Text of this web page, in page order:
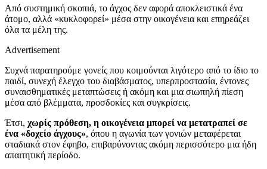
Από συστημική σκοπιά, το άγχος δεν αφορά αποκλειστικά ένα
άτομο, αλλά «κυκλοφορεί» μέσα στην οικογένεια και επηρεάζει
όλα τα μέλη της.
Advertisement
Συχνά παρατηρούμε γονείς που κοιμούνται λιγότερο από το ίδιο το
παιδί, συνεχή έλεγχο του διαβάσματος, υπερπροστασία, έντονες
συναισθηματικές μεταπτώσεις ή ακόμη και μια σιωπηλή πίεση
μέσα από βλέμματα, προσδοκίες και συγκρίσεις.
Έτσι, χωρίς πρόθεση, η οικογένεια μπορεί να μετατραπεί σε
ένα «δοχείο άγχους», όπου η αγωνία των γονιών μεταφέρεται
σταδιακά στον έφηβο, επιβαρύνοντας ακόμη περισσότερο μια ήδη
απαιτητική περίοδο.